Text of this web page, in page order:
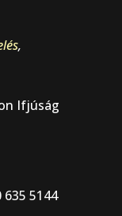
,
Ifjúság
5144